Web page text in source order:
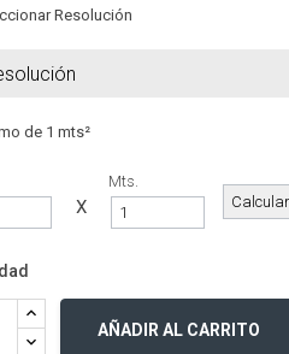
Resolución
de 1 mts²
X
Mts.
AÑADIR AL CARRITO